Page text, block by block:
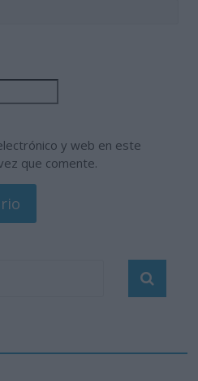
y web en este
que comente.